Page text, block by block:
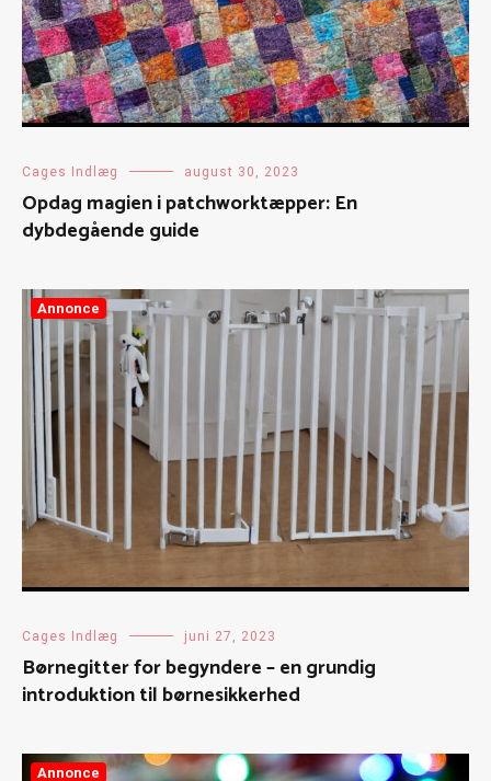
Cages Indlæg august 30, 2023
Opdag magien i patchworktæpper: En
dybdegående guide
Annonce
Cages Indlæg juni 27, 2023
Børnegitter for begyndere – en grundig
introduktion til børnesikkerhed
Annonce